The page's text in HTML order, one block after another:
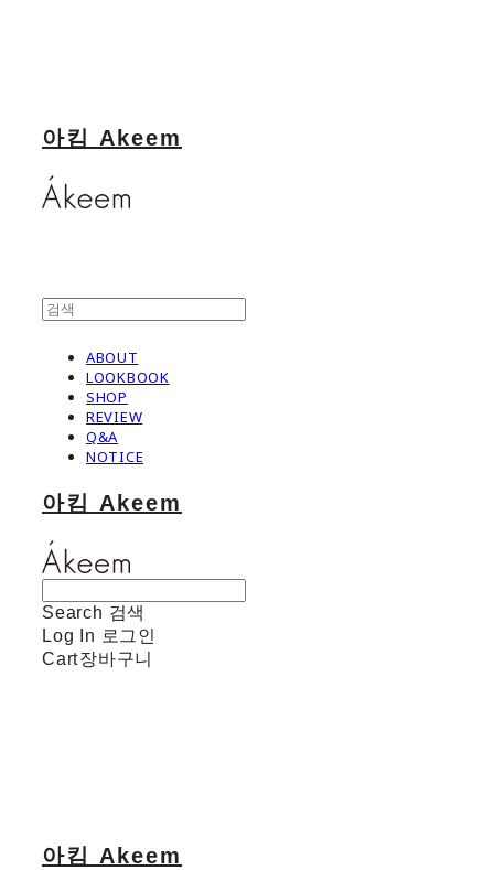
아킴 Akeem
ABOUT
LOOKBOOK
SHOP
REVIEW
Q&A
NOTICE
아킴 Akeem
Search 검색
Log In 로그인
Cart장바구니
아킴 Akeem